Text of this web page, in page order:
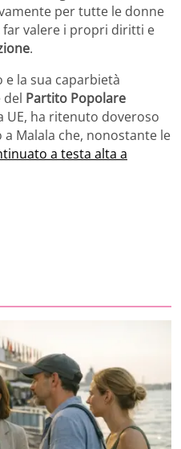
per tutte le donne
far valere i propri diritti e
.
e la sua caparbietà
del Partito Popolare
UE, ha ritenuto doveroso
Malala che, nonostante le
a testa alta a